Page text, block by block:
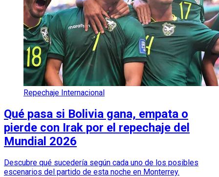
Repechaje Internacional
Qué pasa si Bolivia gana, empata o
pierde con Irak por el repechaje del
Mundial 2026
Descubre qué sucedería según cada uno de los posibles
escenarios del partido de esta noche en Monterrey.